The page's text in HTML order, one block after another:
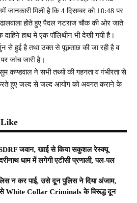
जानकारी मिली है कि 4 दिसम्बर को 10:48 पर
ढालवाला होते हुए पैदल नटराज चौक की ओर जाते
हाथ मे एक पॉलिथीन भी देखी गयी है।
से हुई है तथा उक्त से पूछताछ की जा रही है व
जांच जारी है।
कण्डवाल ने सभी तथ्यों की गहनता व गंभीरता से
करते हुए जल्द से जल्द आयोग को अवगत कराने के
जवान, खाई से किया सकुशल रेस्क्यू
धाम में लगेगी एटीसी प्रणाली, पल-पल
न कर पाई, उसे दून पुलिस ने दिया अंजाम,
से White Collar Criminals के विरूद्ध दून